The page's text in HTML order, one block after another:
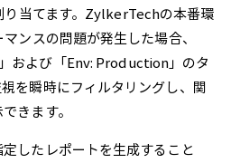
当てます。ZylkerTechの本番環
ンスの問題が発生した場合、
および「Env: Production」のタ
を瞬時にフィルタリングし、関
きます。
したレポートを生成すること